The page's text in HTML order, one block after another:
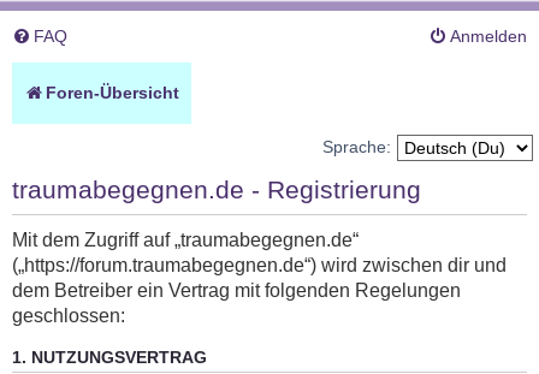
FAQ Anmelden
Foren-Übersicht
Sprache:
traumabegegnen.de - Registrierung
Mit dem Zugriff auf „traumabegegnen.de“
(„https://forum.traumabegegnen.de“) wird zwischen dir und
dem Betreiber ein Vertrag mit folgenden Regelungen
geschlossen:
1. NUTZUNGSVERTRAG